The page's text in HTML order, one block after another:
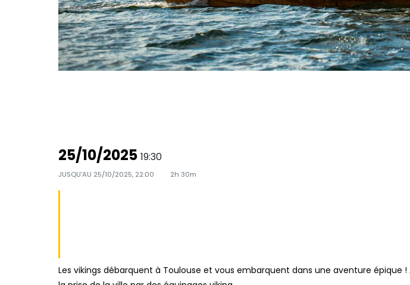
25/10/2025 19:30
JUSQU'AU 25/10/2025, 22:00 2h 30m
Les vikings débarquent à Toulouse et vous embarquent dans une aventure épique !